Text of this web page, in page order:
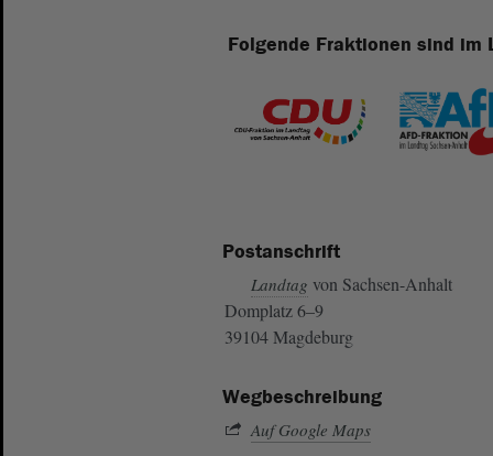
Folgende Fraktionen sind im
Postanschrift
Landtag von Sachsen-Anhalt
Domplatz 6–9
39104 Magdeburg
Wegbeschreibung
Auf Google Maps